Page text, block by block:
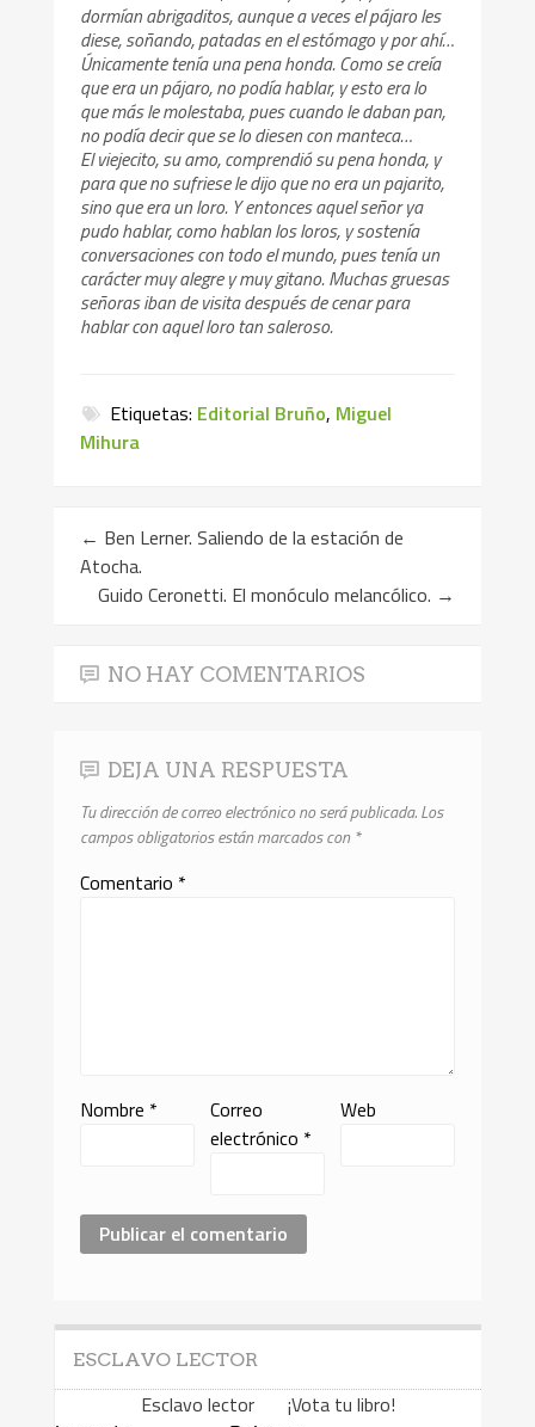
dormían abrigaditos, aunque a veces el pájaro les
diese, soñando, patadas en el estómago y por ahí…
Únicamente tenía una pena honda. Como se creía
que era un pájaro, no podía hablar, y esto era lo
que más le molestaba, pues cuando le daban pan,
no podía decir que se lo diesen con manteca…
El viejecito, su amo, comprendió su pena honda, y
para que no sufriese le dijo que no era un pajarito,
sino que era un loro. Y entonces aquel señor ya
pudo hablar, como hablan los loros, y sostenía
conversaciones con todo el mundo, pues tenía un
carácter muy alegre y muy gitano. Muchas gruesas
señoras iban de visita después de cenar para
hablar con aquel loro tan saleroso.
Etiquetas: Editorial Bruño, Miguel
Mihura
← Ben Lerner. Saliendo de la estación de
Atocha.
Guido Ceronetti. El monóculo melancólico. →
NO HAY COMENTARIOS
DEJA UNA RESPUESTA
Tu dirección de correo electrónico no será publicada.Los
campos obligatorios están marcados con *
Comentario *
Nombre *
Correo
electrónico *
Web
ESCLAVO LECTOR
Esclavo lector ¡Vota tu libro!